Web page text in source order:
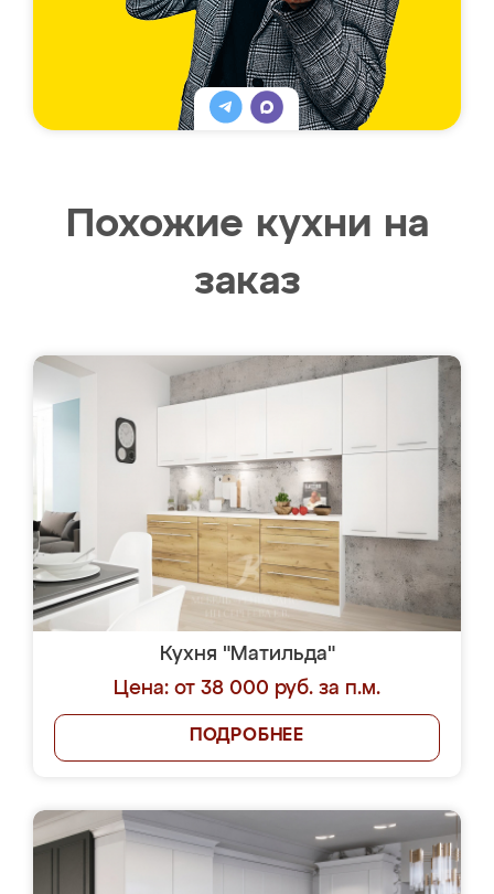
Похожие кухни на
заказ
Кухня "Матильда"
Цена: от 38 000 руб. за п.м.
ПОДРОБНЕЕ